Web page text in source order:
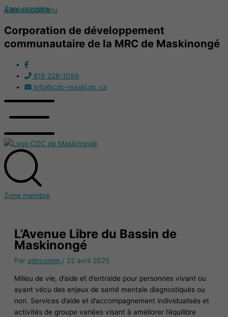
Aller au contenu
Zone membre
Corporation de développement
communautaire de la MRC de Maskinongé
819 228-1096
info@cdc-maski.qc.ca
Zone membre
L’Avenue Libre du Bassin de
Maskinongé
Par adncomm / 22 avril 2025
Milieu de vie, d’aide et d’entraide pour personnes vivant ou
ayant vécu des enjeux de santé mentale diagnostiqués ou
non. Services d’aide et d’accompagnement individualisés et
activités de groupe variées visant à améliorer l’équilibre